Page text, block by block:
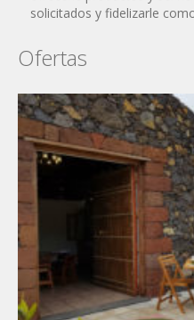
solicitados y fidelizarle
Ofertas